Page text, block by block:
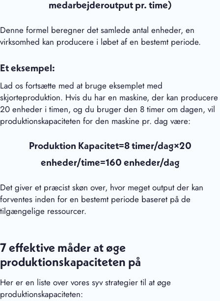
medarbejderoutput pr. time)
Denne formel beregner det samlede antal enheder, en
virksomhed kan producere i løbet af en bestemt periode.
Et eksempel:
Lad os fortsætte med at bruge eksemplet med
skjorteproduktion. Hvis du har en maskine, der kan producere
20 enheder i timen, og du bruger den 8 timer om dagen, vil
produktionskapaciteten for den maskine pr. dag være:
Produktion Kapacitet=8 timer/dag×20
enheder/time=160 enheder/dag
Det giver et præcist skøn over, hvor meget output der kan
forventes inden for en bestemt periode baseret på de
tilgængelige ressourcer.
7 effektive måder at øge
produktionskapaciteten på
Her er en liste over vores syv strategier til at øge
produktionskapaciteten: